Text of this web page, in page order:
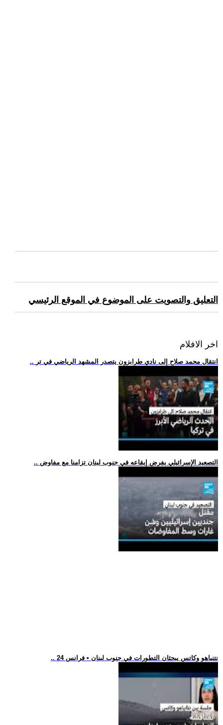
التعليق والتصويت على الموضوع في الموقع الرئيسي
اخر الافلام
.. انتقال محمد صلاح إلى نادي طرابزون يتصدر المشهد الرياضي في تر
.. التصعيد الإسرائيلي يفرض إيقاعه في جنوب لبنان تزامنا مع مفاوض
.. نتنياهو وكاتس يبحثان التطورات في جنوب لبنان • فرانس 24